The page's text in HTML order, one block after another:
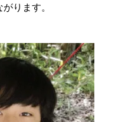
ります。